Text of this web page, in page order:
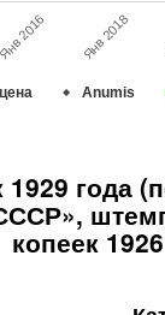
Anumis
Янв 2016 Янв 2018
1929 года
копеек